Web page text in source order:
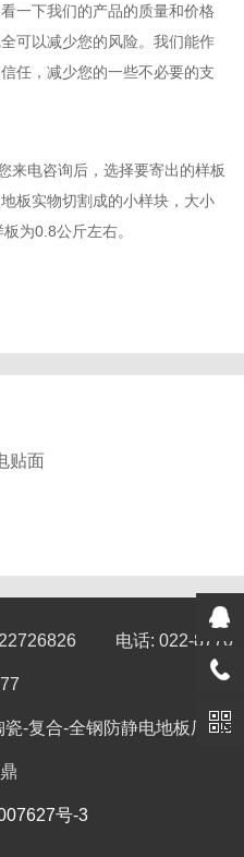
贴面
一下我们的产品的质量和价格
可以减少您的风险。我们能作
任，减少您的一些不必要的支
电咨询后，选择要寄出的样板
板实物切割成的小样块，大小
为0.8公斤左右。
电话: 022-8770
-复合-全钢防静电地板厂家-
鼎
号-3